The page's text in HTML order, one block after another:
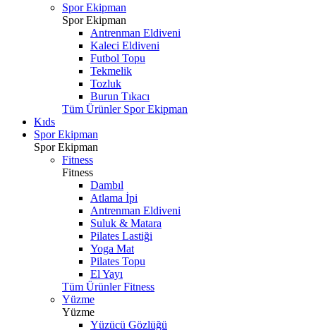
Spor Ekipman
Spor Ekipman
Antrenman Eldiveni
Kaleci Eldiveni
Futbol Topu
Tekmelik
Tozluk
Burun Tıkacı
Tüm Ürünler Spor Ekipman
Kıds
Spor Ekipman
Spor Ekipman
Fitness
Fitness
Dambıl
Atlama İpi
Antrenman Eldiveni
Suluk & Matara
Pilates Lastiği
Yoga Mat
Pilates Topu
El Yayı
Tüm Ürünler Fitness
Yüzme
Yüzme
Yüzücü Gözlüğü